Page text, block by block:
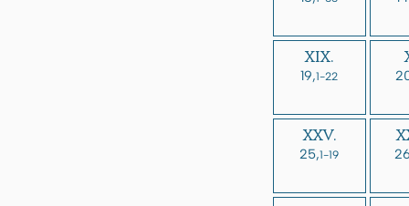
XIX.
19,1-22
XXV.
25,1-19